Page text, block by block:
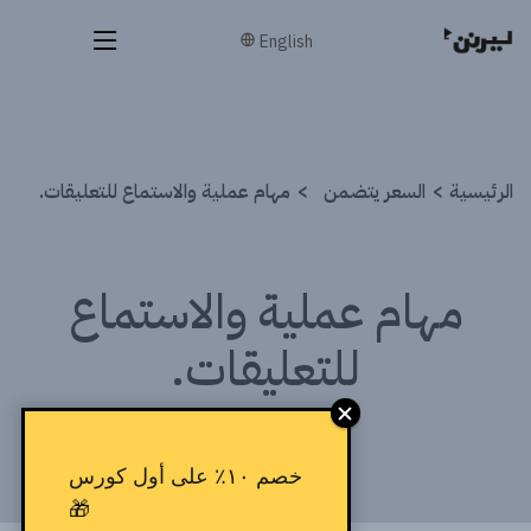
English
الرئيسية السعر يتضمن مهام عملية والاستماع للتعليقات.
مهام عملية والاستماع
للتعليقات.
خصم ١٠٪ على أول كورس
🎁